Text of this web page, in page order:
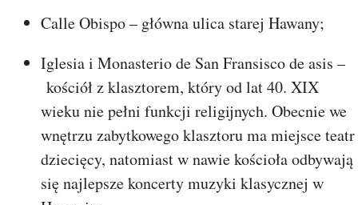
Calle Obispo – główna ulica starej Hawany;
Iglesia i Monasterio de San Fransisco de asis –
kościół z klasztorem, który od lat 40. XIX
wieku nie pełni funkcji religijnych. Obecnie we
wnętrzu zabytkowego klasztoru ma miejsce teatr
dziecięcy, natomiast w nawie kościoła odbywają
się najlepsze koncerty muzyki klasycznej w